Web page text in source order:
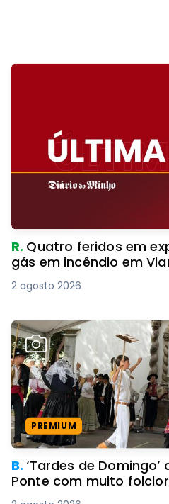
R. Quatro feridos em
gás em incêndio em
2 agosto 2026
PREMIUM
B.‘Tardes de
Ponte com muito